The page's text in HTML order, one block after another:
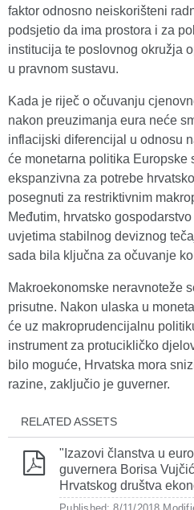
faktor odnosno neiskorišteni
podsjetio da ima prostora i za
institucija te poslovnog okružja
u pravnom sustavu.
Kada je riječ o očuvanju
nakon preuzimanja eura neće
inflacijski diferencijal u odnosu
će monetarna politika Europske
ekspanzivna za potrebe
posegnuti za restriktivnim
Međutim, hrvatsko
uvjetima stabilnog deviznog
sada bila ključna za očuvanje
Makroekonomske neravnoteže
prisutne. Nakon ulaska u
će uz makroprudencijalnu
instrument za protucikličko
bilo moguće, Hrvatska mora
razine, zaključio je guverner.
RELATED ASSETS
"Izazovi članstva u
guvernera Borisa
Hrvatskog društva